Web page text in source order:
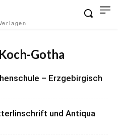
Gotha
– Erzgebirgisch
und Antiqua